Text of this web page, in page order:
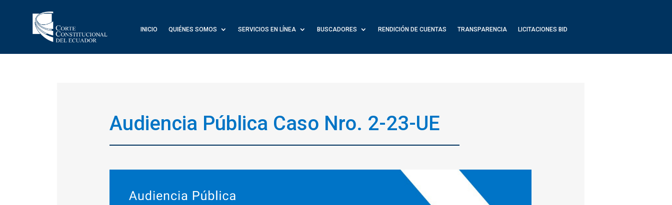
INICIO QUIÉNES SOMOS SERVICIOS EN LÍNEA BUSCADORES RENDICIÓN DE CUENTAS TRANSPARENCIA LICITACIONES BID
Audiencia Pública Caso Nro. 2-23-UE